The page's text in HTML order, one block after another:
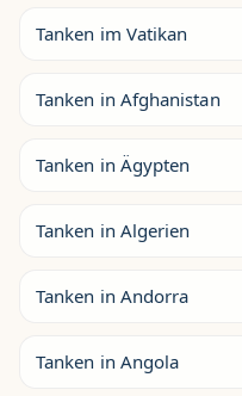
Tanken im Vatikan
Tanken in Afghanistan
Tanken in Ägypten
Tanken in Algerien
Tanken in Andorra
Tanken in Angola